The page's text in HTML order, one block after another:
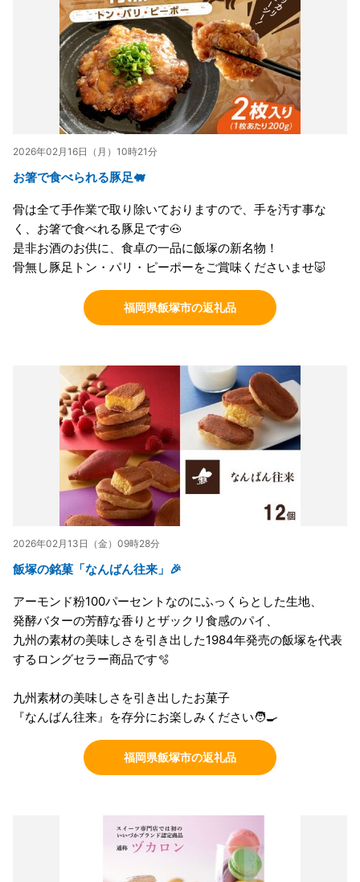
2026年02月16日（月）10時21分
お箸で食べられる豚足🐖
骨は全て手作業で取り除いておりますので、手を汚す事な
く、お箸で食べれる豚足です🐽
是非お酒のお供に、食卓の一品に飯塚の新名物！
骨無し豚足トン・パリ・ピーポーをご賞味くださいませ🐷
福岡県飯塚市の返礼品
2026年02月13日（金）09時28分
飯塚の銘菓「なんばん往来」🎉
アーモンド粉100パーセントなのにふっくらとした生地、
発酵バターの芳醇な香りとザックリ食感のパイ、
九州の素材の美味しさを引き出した1984年発売の飯塚を代表
するロングセラー商品です🫧
九州素材の美味しさを引き出したお菓子
『なんばん往来』を存分にお楽しみください🧑‍🍳
福岡県飯塚市の返礼品